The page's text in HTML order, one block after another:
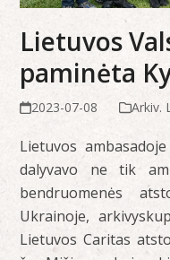
Lietuvos
paminėta
2023-07-08 Arkiv.
Lietuvos
dalyvavo ne tik
bendruomenės
Ukrainoje,
Lietuvos Caritas